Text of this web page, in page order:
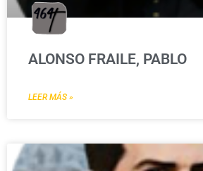
ALONSO FRAILE, PABLO
LEER MÁS »